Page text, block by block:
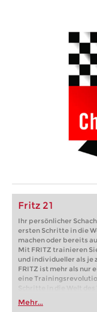
Fritz 21
Ihr persönlicher
ersten Schritte in die
machen oder bereits
Mit FRITZ trainieren
und individueller als je
FRITZ ist mehr als nur
eine
Schritte in die Welt des
oder bereits auf
FRITZ trainieren Sie
Mehr...